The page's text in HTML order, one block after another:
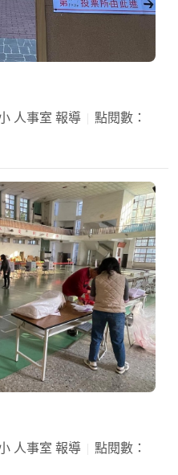
人事室 報導
點閱數：
人事室 報導
點閱數：